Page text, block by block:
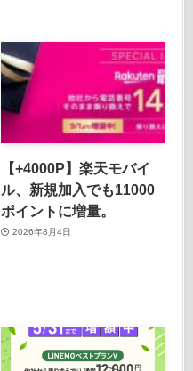
【+4000P】楽天モバイ
ル、新規加入でも11000
ポイントに増量。
2026年8月4日